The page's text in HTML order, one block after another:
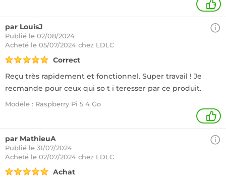
+
par LouisJ
Publié le 02/08/2024
Acheté le 05/07/2024 chez LDLC
Correct
Reçu très rapidement et fonctionnel. Super travail ! Je
recmande pour ceux qui so t i teresser par ce produit.
Modèle : Raspberry Pi 5 4 Go
1
par MathieuA
Publié le 31/07/2024
Acheté le 02/07/2024 chez LDLC
Achat